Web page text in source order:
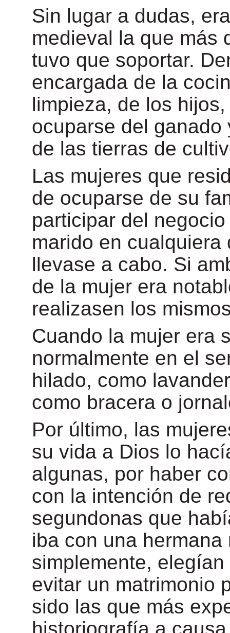
Sin lugar a dudas,
medieval la que más
tuvo que soportar.
encargada de la
limpieza, de los
ocuparse del
de las tierras de
Las mujeres que
de ocuparse de su
participar del
marido en
llevase a cabo. Si
de la mujer era
realizasen los
Cuando la mujer era
normalmente en el
hilado, como
como bracera o
Por último, las
su vida a Dios lo
algunas, por haber
con la intención de
segundonas que
iba con una
simplemente,
evitar un matrimonio
sido las que más